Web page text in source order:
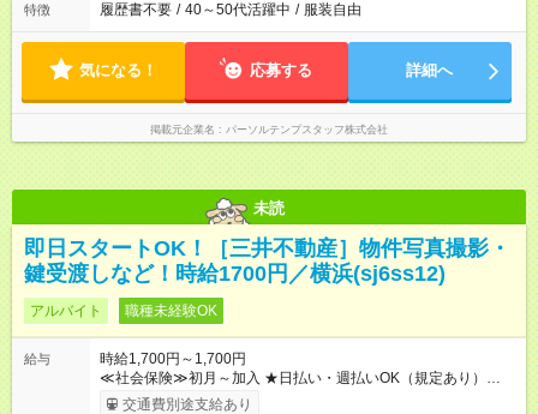
特徴 履歴書不要 / 40～50代活躍中 / 服装自由
気になる！ 応募する 詳細へ
掲載元企業名 パーソルテンプスタッフ株式会社
未読
即日スタートOK！［三井不動産］物件写真撮影・
鍵受渡しなど！時給1700円／横浜(sj6ss12)
アルバイト 職種未経験OK
給与
時給1,700円～1,700円
≪社会保険≫初月～加入 ★日払い・週払いOK（規定あり）
【試用期間】試用期間なし
交通費別途支給あり